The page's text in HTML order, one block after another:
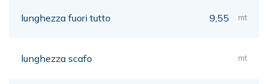
lunghezza fuori tutto 9,55 mt
lunghezza scafo mt